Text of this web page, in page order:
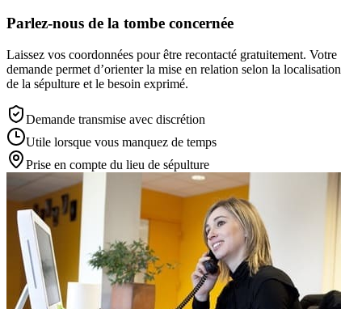
Parlez-nous de la tombe concernée
Laissez vos coordonnées pour être recontacté gratuitement. Votre
demande permet d’orienter la mise en relation selon la localisation
de la sépulture et le besoin exprimé.
Demande transmise avec discrétion
Utile lorsque vous manquez de temps
Prise en compte du lieu de sépulture